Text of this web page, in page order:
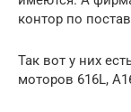
контор по
Так вот у них
моторов 616L,